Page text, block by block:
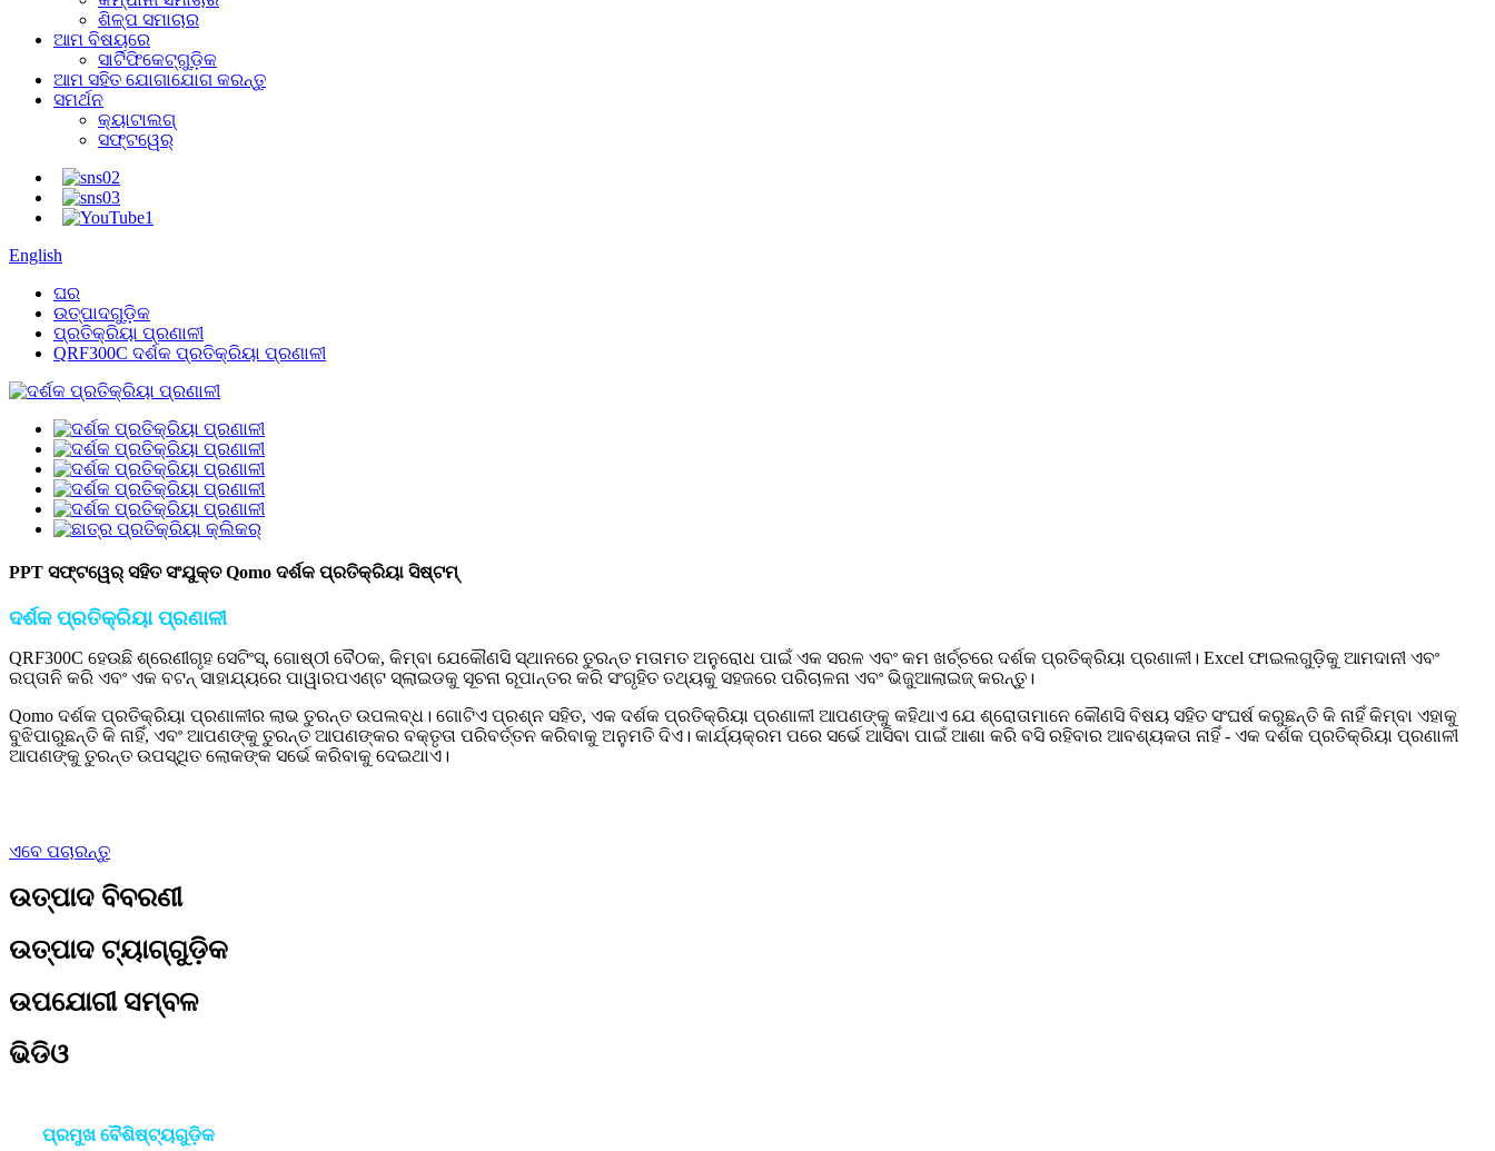
ଶିଳ୍ପ ସମାଚାର
ଆମ ବିଷୟରେ
ସାର୍ଟିଫିକେଟ୍‌ଗୁଡ଼ିକ
ଆମ ସହିତ ଯୋଗାଯୋଗ କରନ୍ତୁ
ସମର୍ଥନ
କ୍ୟାଟାଲଗ୍
ସଫ୍ଟୱେର୍
English
ଘର
ଉତ୍ପାଦଗୁଡ଼ିକ
ପ୍ରତିକ୍ରିୟା ପ୍ରଣାଳୀ
QRF300C ଦର୍ଶକ ପ୍ରତିକ୍ରିୟା ପ୍ରଣାଳୀ
PPT ସଫ୍ଟୱେର୍ ସହିତ ସଂଯୁକ୍ତ Qomo ଦର୍ଶକ ପ୍ରତିକ୍ରିୟା ସିଷ୍ଟମ୍
ଦର୍ଶକ ପ୍ରତିକ୍ରିୟା ପ୍ରଣାଳୀ
QRF300C ହେଉଛି ଶ୍ରେଣୀଗୃହ ସେଟିଂସ୍, ଗୋଷ୍ଠୀ ବୈଠକ, କିମ୍ବା ଯେକୌଣସି ସ୍ଥାନରେ ତୁରନ୍ତ ମତାମତ ଅନୁରୋଧ ପାଇଁ ଏକ ସରଳ ଏବଂ କମ ଖର୍ଚ୍ଚରେ ଦର୍ଶକ ପ୍ରତିକ୍ରିୟା ପ୍ରଣାଳୀ। Excel ଫାଇଲଗୁଡ଼ିକୁ ଆମଦାନୀ ଏବଂ
ରପ୍ତାନି କରି ଏବଂ ଏକ ବଟନ୍ ସାହାଯ୍ୟରେ ପାୱାରପଏଣ୍ଟ ସ୍ଲାଇଡକୁ ସୂଚନା ରୂପାନ୍ତର କରି ସଂଗୃହିତ ତଥ୍ୟକୁ ସହଜରେ ପରିଚାଳନା ଏବଂ ଭିଜୁଆଲାଇଜ୍ କରନ୍ତୁ।
Qomo ଦର୍ଶକ ପ୍ରତିକ୍ରିୟା ପ୍ରଣାଳୀର ଲାଭ ତୁରନ୍ତ ଉପଲବ୍ଧ। ଗୋଟିଏ ପ୍ରଶ୍ନ ସହିତ, ଏକ ଦର୍ଶକ ପ୍ରତିକ୍ରିୟା ପ୍ରଣାଳୀ ଆପଣଙ୍କୁ କହିଥାଏ ଯେ ଶ୍ରୋତାମାନେ କୌଣସି ବିଷୟ ସହିତ ସଂଘର୍ଷ କରୁଛନ୍ତି କି ନାହିଁ କିମ୍ବା ଏହାକୁ
ବୁଝିପାରୁଛନ୍ତି କି ନାହିଁ, ଏବଂ ଆପଣଙ୍କୁ ତୁରନ୍ତ ଆପଣଙ୍କର ବକ୍ତୃତା ପରିବର୍ତ୍ତନ କରିବାକୁ ଅନୁମତି ଦିଏ। କାର୍ଯ୍ୟକ୍ରମ ପରେ ସର୍ଭେ ଆସିବା ପାଇଁ ଆଶା କରି ବସି ରହିବାର ଆବଶ୍ୟକତା ନାହିଁ - ଏକ ଦର୍ଶକ ପ୍ରତିକ୍ରିୟା ପ୍ରଣାଳୀ
ଆପଣଙ୍କୁ ତୁରନ୍ତ ଉପସ୍ଥିତ ଲୋକଙ୍କ ସର୍ଭେ କରିବାକୁ ଦେଇଥାଏ।
ଏବେ ପଚାରନ୍ତୁ
ଉତ୍ପାଦ ବିବରଣୀ
ଉତ୍ପାଦ ଟ୍ୟାଗ୍‌ଗୁଡ଼ିକ
ଉପଯୋଗୀ ସମ୍ବଳ
ଭିଡିଓ
ପ୍ରମୁଖ ବୈଶିଷ୍ଟ୍ୟଗୁଡ଼ିକ